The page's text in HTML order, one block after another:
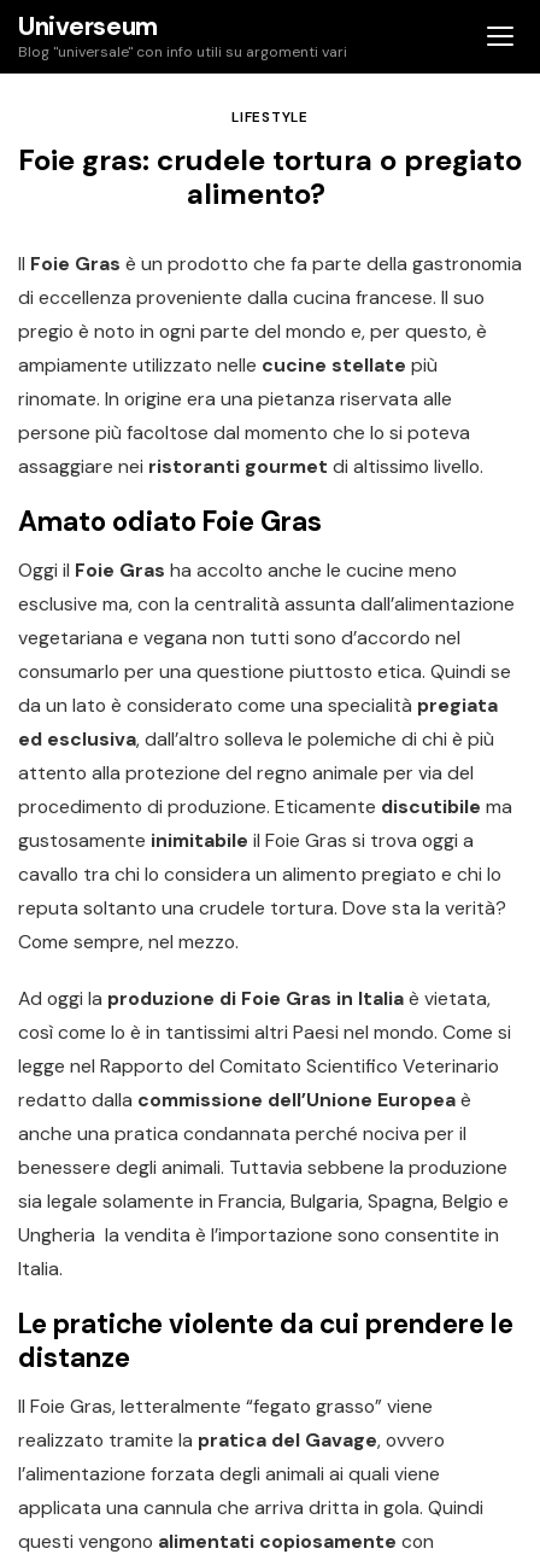
Skip
content
Universeum
Blog "universale" con info utili su argomenti vari
LIFESTYLE
Foie gras: crudele tortura o pregiato
alimento?
Il Foie Gras è un prodotto che fa parte della gastronomia
di eccellenza proveniente dalla cucina francese. Il suo
pregio è noto in ogni parte del mondo e, per questo, è
ampiamente utilizzato nelle cucine stellate più
rinomate. In origine era una pietanza riservata alle
persone più facoltose dal momento che lo si poteva
assaggiare nei ristoranti gourmet di altissimo livello.
Amato odiato Foie Gras
Oggi il Foie Gras ha accolto anche le cucine meno
esclusive ma, con la centralità assunta dall’alimentazione
vegetariana e vegana non tutti sono d’accordo nel
consumarlo per una questione piuttosto etica. Quindi se
da un lato è considerato come una specialità pregiata
ed esclusiva, dall’altro solleva le polemiche di chi è più
attento alla protezione del regno animale per via del
procedimento di produzione. Eticamente discutibile ma
gustosamente inimitabile il Foie Gras si trova oggi a
cavallo tra chi lo considera un alimento pregiato e chi lo
reputa soltanto una crudele tortura. Dove sta la verità?
Come sempre, nel mezzo.
Ad oggi la produzione di Foie Gras in Italiaè vietata,
così come lo è in tantissimi altri Paesi nel mondo. Come si
legge nel Rapporto del Comitato Scientifico Veterinario
redatto dalla commissione dell’Unione Europeaè
anche una pratica condannata perché nociva per il
benessere degli animali. Tuttavia sebbene la produzione
sia legale solamente in Francia, Bulgaria, Spagna, Belgio e
Ungheria la vendita è l’importazione sono consentite in
Italia.
Le pratiche violente da cui prendere le
distanze
Il Foie Gras, letteralmente “fegato grasso” viene
realizzato tramite la pratica del Gavage, ovvero
l’alimentazione forzata degli animali ai quali viene
applicata una cannula che arriva dritta in gola. Quindi
questi vengono alimentati copiosamente con